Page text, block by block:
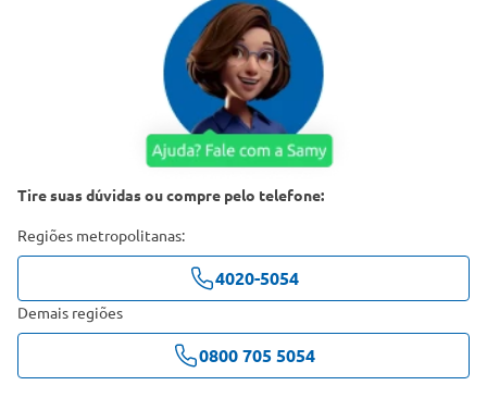
Tire suas dúvidas ou compre pelo telefone:
Regiões metropolitanas:
4020-5054
Demais regiões
0800 705 5054